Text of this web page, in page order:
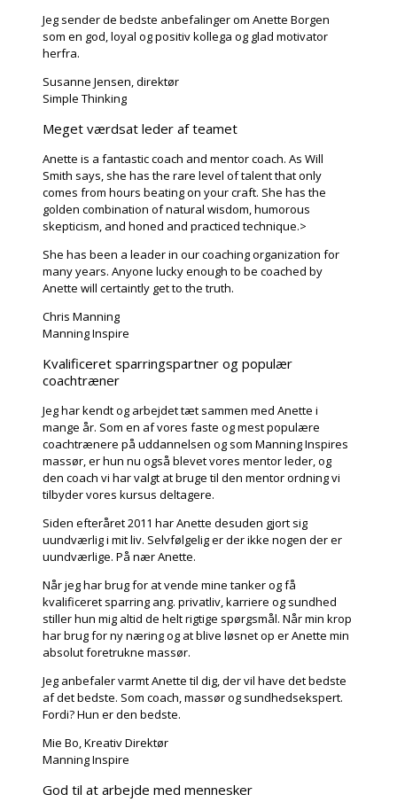
Jeg sender de bedste anbefalinger om Anette Borgen
som en god, loyal og positiv kollega og glad motivator
herfra.
Susanne Jensen, direktør
Simple Thinking
Meget værdsat leder af teamet
Anette is a fantastic coach and mentor coach. As Will
Smith says, she has the rare level of talent that only
comes from hours beating on your craft. She has the
golden combination of natural wisdom, humorous
skepticism, and honed and practiced technique.>
She has been a leader in our coaching organization for
many years. Anyone lucky enough to be coached by
Anette will certaintly get to the truth.
Chris Manning
Manning Inspire
Kvalificeret sparringspartner og populær
coachtræner
Jeg har kendt og arbejdet tæt sammen med Anette i
mange år. Som en af vores faste og mest populære
coachtrænere på uddannelsen og som Manning Inspires
massør, er hun nu også blevet vores mentor leder, og
den coach vi har valgt at bruge til den mentor ordning vi
tilbyder vores kursus deltagere.
Siden efteråret 2011 har Anette desuden gjort sig
uundværlig i mit liv. Selvfølgelig er der ikke nogen der er
uundværlige. På nær Anette.
Når jeg har brug for at vende mine tanker og få
kvalificeret sparring ang. privatliv, karriere og sundhed
stiller hun mig altid de helt rigtige spørgsmål. Når min krop
har brug for ny næring og at blive løsnet op er Anette min
absolut foretrukne massør.
Jeg anbefaler varmt Anette til dig, der vil have det bedste
af det bedste. Som coach, massør og sundhedsekspert.
Fordi? Hun er den bedste.
Mie Bo, Kreativ Direktør
Manning Inspire
God til at arbejde med mennesker